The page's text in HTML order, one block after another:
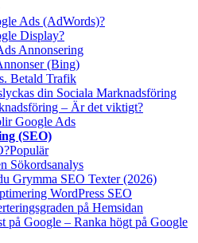
Ads (AdWords)?
Display?
Annonsering
(Bing)
Betald Trafik
din Sociala Marknadsföring
– Är det viktigt?
Google Ads
(SEO)
Populär
Sökordsanalys
Grymma SEO Texter (2026)
WordPress SEO
på Hemsidan
på Google – Ranka högt på Google